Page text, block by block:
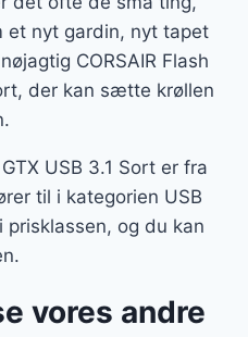
et nyt gardin, nyt tapet
CORSAIR Flash
der kan sætte krøllen
USB 3.1 Sort er fra
til i kategorien USB
prisklassen, og du kan
vores andre